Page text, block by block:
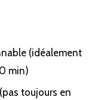
(idéalement
min)
toujours en